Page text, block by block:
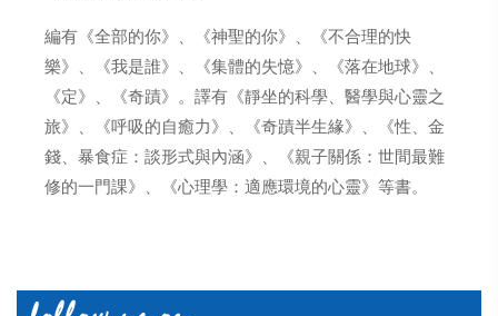
編有《全部的你》、《神聖的你》、《不合理的快
樂》、《我是誰》、《集體的失憶》、《落在地球》、
《定》、《奇蹟》。譯有《靜坐的科學、醫學與心靈之
旅》、《呼吸的自癒力》、《奇蹟半生緣》、《性、金
錢、暴食症：談形式與內涵》、《親子關係：世間最難
修的一門課》、《心理學：適應環境的心靈》等書。